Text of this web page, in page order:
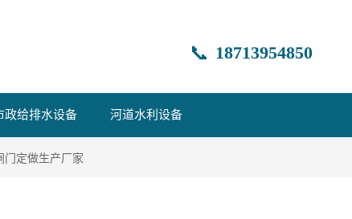
📞 18713954850
政给排水设备 河道水利设备
定做生产厂家